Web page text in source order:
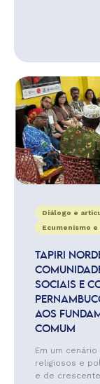
Diálogo e
Ecumenismo
TAPIRI
SOCIAIS E
AOS
COMUM
Em um
religiosos e
e de